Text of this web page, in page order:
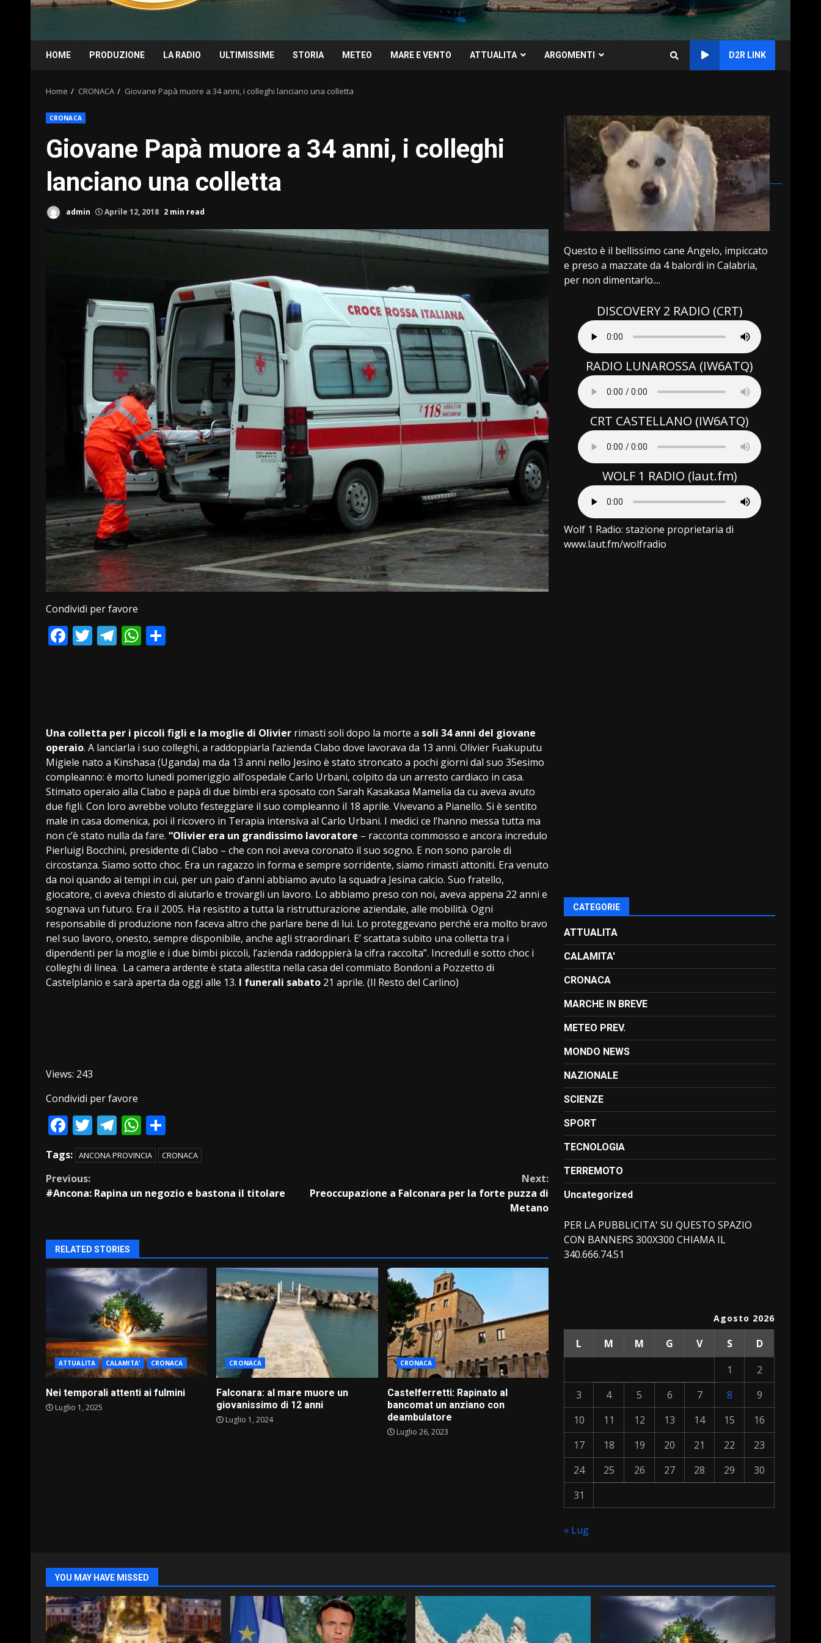
HOME PRODUZIONE LA RADIO ULTIMISSIME STORIA METEO MARE E VENTO ATTUALITA ARGOMENTI D2R LINK
Home CRONACA Giovane Papà muore a 34 anni, i colleghi lanciano una colletta
CRONACA
Giovane Papà muore a 34 anni, i colleghi
lanciano una colletta
admin Aprile 12, 2018 2 min read
Condividi per favore
Facebook
Twitter
Telegram
WhatsApp
Una colletta per i piccoli figli e la moglie di Olivier rimasti soli dopo la morte a soli 34 anni del giovane
operaio. A lanciarla i suo colleghi, a raddoppiarla l’azienda Clabo dove lavorava da 13 anni. Olivier Fuakuputu
Migiele nato a Kinshasa (Uganda) ma da 13 anni nello Jesino è stato stroncato a pochi giorni dal suo 35esimo
compleanno: è morto lunedì pomeriggio all’ospedale Carlo Urbani, colpito da un arresto cardiaco in casa.
Stimato operaio alla Clabo e papà di due bimbi era sposato con Sarah Kasakasa Mamelia da cu aveva avuto
due figli. Con loro avrebbe voluto festeggiare il suo compleanno il 18 aprile. Vivevano a Pianello. Si è sentito
male in casa domenica, poi il ricovero in Terapia intensiva al Carlo Urbani. I medici ce l’hanno messa tutta ma
non c’è stato nulla da fare. “Olivier era un grandissimo lavoratore – racconta commosso e ancora incredulo
Pierluigi Bocchini, presidente di Clabo – che con noi aveva coronato il suo sogno. E non sono parole di
circostanza. Siamo sotto choc. Era un ragazzo in forma e sempre sorridente, siamo rimasti attoniti. Era venuto
da noi quando ai tempi in cui, per un paio d’anni abbiamo avuto la squadra Jesina calcio. Suo fratello,
giocatore, ci aveva chiesto di aiutarlo e trovargli un lavoro. Lo abbiamo preso con noi, aveva appena 22 anni e
sognava un futuro. Era il 2005. Ha resistito a tutta la ristrutturazione aziendale, alle mobilità. Ogni
responsabile di produzione non faceva altro che parlare bene di lui. Lo proteggevano perché era molto bravo
nel suo lavoro, onesto, sempre disponibile, anche agli straordinari. E’ scattata subito una colletta tra i
dipendenti per la moglie e i due bimbi piccoli, l’azienda raddoppierà la cifra raccolta”. Increduli e sotto choc i
colleghi di linea. La camera ardente è stata allestita nella casa del commiato Bondoni a Pozzetto di
Castelplanio e sarà aperta da oggi alle 13. I funerali sabato 21 aprile. (Il Resto del Carlino)
Views: 243
Condividi per favore
Facebook
Twitter
Telegram
WhatsApp
Tags: ANCONA PROVINCIA CRONACA
Continue
Reading
Previous:
#Ancona: Rapina un negozio e bastona il titolare
Next:
Preoccupazione a Falconara per la forte puzza di
Metano
RELATED STORIES
ATTUALITA CALAMITA' CRONACA
Nei temporali attenti ai fulmini
Luglio 1, 2025
CRONACA
Falconara: al mare muore un
giovanissimo di 12 anni
Luglio 1, 2024
CRONACA
Castelferretti: Rapinato al
bancomat un anziano con
deambulatore
Luglio 26, 2023
Questo è il bellissimo cane Angelo, impiccato
e preso a mazzate da 4 balordi in Calabria,
per non dimentarlo....
DISCOVERY 2 RADIO (CRT)
RADIO LUNAROSSA (IW6ATQ)
CRT CASTELLANO (IW6ATQ)
WOLF 1 RADIO (laut.fm)
Wolf 1 Radio: stazione proprietaria di
www.laut.fm/wolfradio
CATEGORIE
ATTUALITA
CALAMITA'
CRONACA
MARCHE IN BREVE
METEO PREV.
MONDO NEWS
NAZIONALE
SCIENZE
SPORT
TECNOLOGIA
TERREMOTO
Uncategorized
PER LA PUBBLICITA' SU QUESTO SPAZIO
CON BANNERS 300X300 CHIAMA IL
340.666.74.51
Agosto 2026
L M M G V S
D
1
2
3
4 5 6 7 8
9
10
11 12 13 14 15
16
17
18 19 20 21 22
23
24
25 26 27 28 29
30
31
« Lug
YOU MAY HAVE MISSED